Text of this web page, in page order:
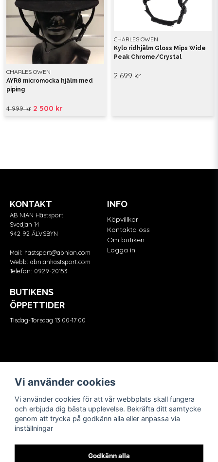
CHARLES OWEN
AYR8 micromocka hjälm med
piping
4 999 kr 2 500 kr
CHARLES OWEN
Kylo ridhjälm Gloss Mips Wide
Peak Chrome/Crystal
2 699 kr
KONTAKT
AB NIAN Hästsport
Svedjan 14
942 92 ÄLVSBYN
Mail: hastsport@abnian.com
Webb: abnianhastsport.com
Telefon: 0929-20153
BUTIKENS
ÖPPETTIDER
Tisdag-Torsdag 13.00-17.00
INFO
Köpvillkor
Kontakta oss
Om butiken
Logga in
Vi använder cookies
Vi använder cookies för att vår webbplats skall fungera
och erbjuda dig bästa upplevelse. Bekräfta ditt samtycke
genom att trycka på godkänn alla eller anpassa via
inställningar
Godkänn alla